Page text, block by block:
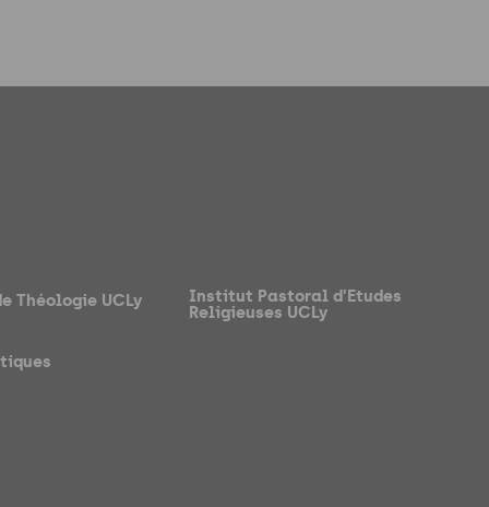
Théologie UCLy Institut Pastoral d'Etudes
Religieuses UCLy